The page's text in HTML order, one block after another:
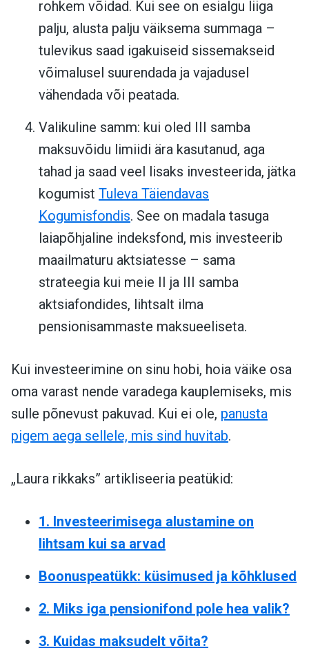
rohkem võidad. Kui see on esialgu liiga
palju, alusta palju väiksema summaga –
tulevikus saad igakuiseid sissemakseid
võimalusel suurendada ja vajadusel
vähendada või peatada.
Valikuline samm: kui oled III samba
maksuvõidu limiidi ära kasutanud, aga
tahad ja saad veel lisaks investeerida, jätka
kogumist Tuleva Täiendavas
Kogumisfondis. See on madala tasuga
laiapõhjaline indeksfond, mis investeerib
maailmaturu aktsiatesse – sama
strateegia kui meie II ja III samba
aktsiafondides, lihtsalt ilma
pensionisammaste maksueeliseta.
Kui investeerimine on sinu hobi, hoia väike osa
oma varast nende varadega kauplemiseks, mis
sulle põnevust pakuvad. Kui ei ole, panusta
pigem aega sellele, mis sind huvitab.
„Laura rikkaks” artikliseeria peatükid:
1. Investeerimisega alustamine on
lihtsam kui sa arvad
Boonuspeatükk: küsimused ja kõhklused
2. Miks iga pensionifond pole hea valik?
3. Kuidas maksudelt võita?